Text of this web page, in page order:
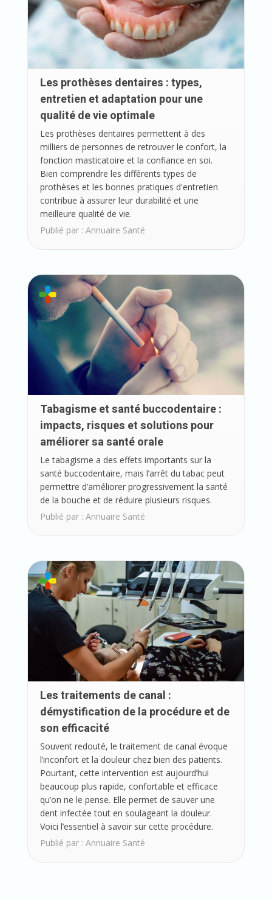
Les prothèses dentaires : types,
entretien et adaptation pour une
qualité de vie optimale
Les prothèses dentaires permettent à des
milliers de personnes de retrouver le confort, la
fonction masticatoire et la confiance en soi.
Bien comprendre les différents types de
prothèses et les bonnes pratiques d'entretien
contribue à assurer leur durabilité et une
meilleure qualité de vie.
Publié par : Annuaire Santé
Tabagisme et santé buccodentaire :
impacts, risques et solutions pour
améliorer sa santé orale
Le tabagisme a des effets importants sur la
santé buccodentaire, mais l’arrêt du tabac peut
permettre d’améliorer progressivement la santé
de la bouche et de réduire plusieurs risques.
Publié par : Annuaire Santé
Les traitements de canal :
démystification de la procédure et de
son efficacité
Souvent redouté, le traitement de canal évoque
l’inconfort et la douleur chez bien des patients.
Pourtant, cette intervention est aujourd’hui
beaucoup plus rapide, confortable et efficace
qu’on ne le pense. Elle permet de sauver une
dent infectée tout en soulageant la douleur.
Voici l’essentiel à savoir sur cette procédure.
Publié par : Annuaire Santé